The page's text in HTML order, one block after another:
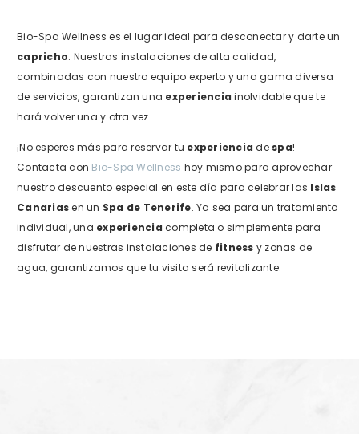
Bio-Spa Wellness es el lugar ideal para desconectar y darte un
capricho. Nuestras instalaciones de alta calidad,
combinadas con nuestro equipo experto y una gama diversa
de servicios, garantizan una experiencia inolvidable que te
hará volver una y otra vez.
¡No esperes más para reservar tu experiencia de spa!
Contacta con Bio-Spa Wellness hoy mismo para aprovechar
nuestro descuento especial en este día para celebrar las Islas
Canariasen un Spa de Tenerife. Ya sea para un tratamiento
individual, una experiencia completa o simplemente para
disfrutar de nuestras instalaciones de fitness y zonas de
agua, garantizamos que tu visita será revitalizante.